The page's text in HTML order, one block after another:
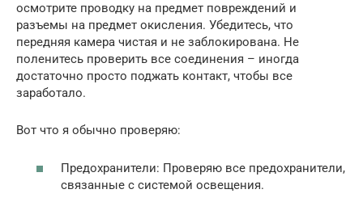
осмотрите проводку на предмет повреждений и
разъемы на предмет окисления. Убедитесь, что
передняя камера чистая и не заблокирована. Не
поленитесь проверить все соединения – иногда
достаточно просто поджать контакт, чтобы все
заработало.
Вот что я обычно проверяю:
Предохранители: Проверяю все предохранители,
связанные с системой освещения.